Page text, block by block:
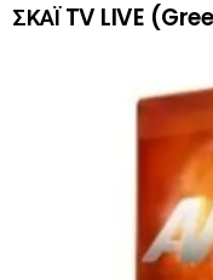
ΣΚΑΪ TV LIVE